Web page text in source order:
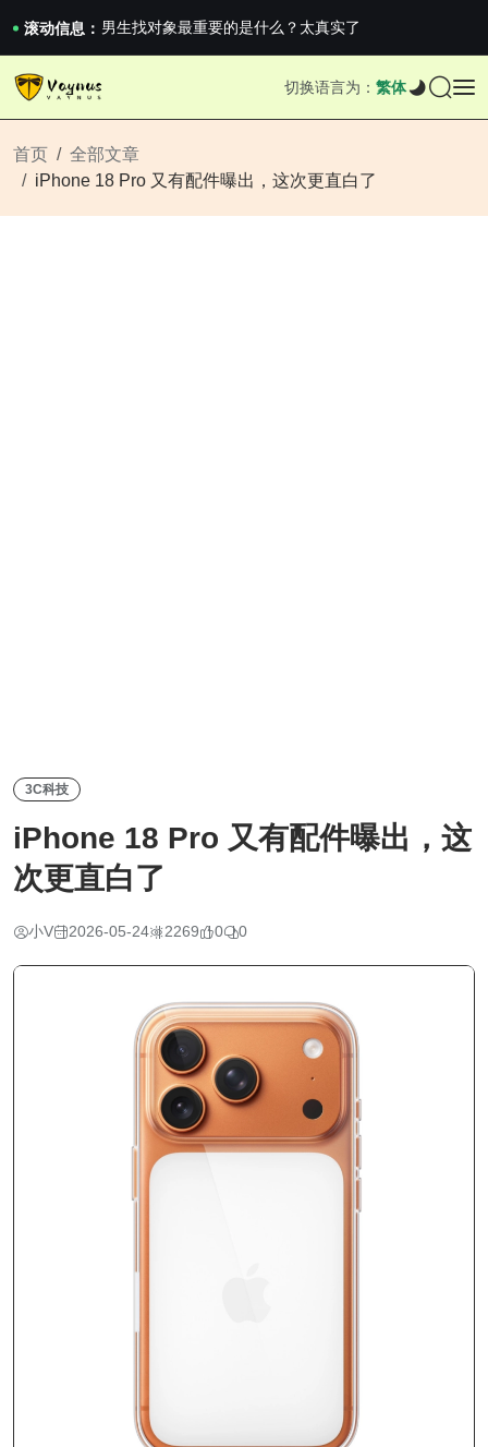
滚动信息： 男生找对象最重要的是什么？太真实了
2026澳网男单收官：全满贯对上全满亚，德约...
《巅峰守卫 Highguard》正式上线，官...
《巅峰守卫 Highguard》正式上线，官...
切换语言为： 繁体
首页
全部文章
iPhone 18 Pro 又有配件曝出，这次更直白了
3C科技
iPhone 18 Pro 又有配件曝出，这
次更直白了
小V 2026-05-24 2269 0 0